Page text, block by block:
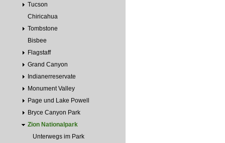
Tucson
Chiricahua
Tombstone
Bisbee
Flagstaff
Grand Canyon
Indianerreservate
Monument Valley
Page und Lake Powell
Bryce Canyon Park
Zion Nationalpark
Unterwegs im Park